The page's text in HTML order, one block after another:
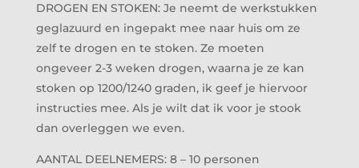
DROGEN EN STOKEN: Je neemt de werkstukken
geglazuurd en ingepakt mee naar huis om ze
zelf te drogen en te stoken. Ze moeten
ongeveer 2-3 weken drogen, waarna je ze kan
stoken op 1200/1240 graden, ik geef je hiervoor
instructies mee. Als je wilt dat ik voor je stook
dan overleggen we even.
AANTAL DEELNEMERS: 8 – 10 personen